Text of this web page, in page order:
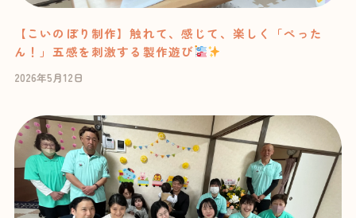
【こいのぼり制作】触れて、感じて、楽しく「ぺった
ん！」五感を刺激する製作遊び
2026年5月12日